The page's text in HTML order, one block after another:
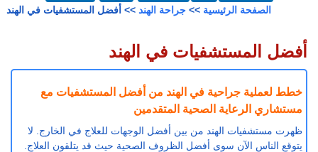
الصفحة الرئيسية >> جراحة الهند >> أفضل المستشفيات في الهند
أفضل المستشفيات في الهند
خطط لعملية جراحية في الهند من أفضل المستشفيات مع
مستشاري الرعاية الصحية المتقدمين
ظهرت مستشفيات الهند من بين أفضل الوجهات للعلاج في الخارج. لا
يتوقع الناس الآن سوى أفضل الظروف الصحية حيث قد يتلقون العلاج.